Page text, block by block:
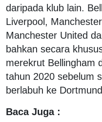
daripada klub lain.
Liverpool,
Manchester United
bahkan secara
merekrut Bellingham
tahun 2020 sebelum
berlabuh ke
Baca Juga :